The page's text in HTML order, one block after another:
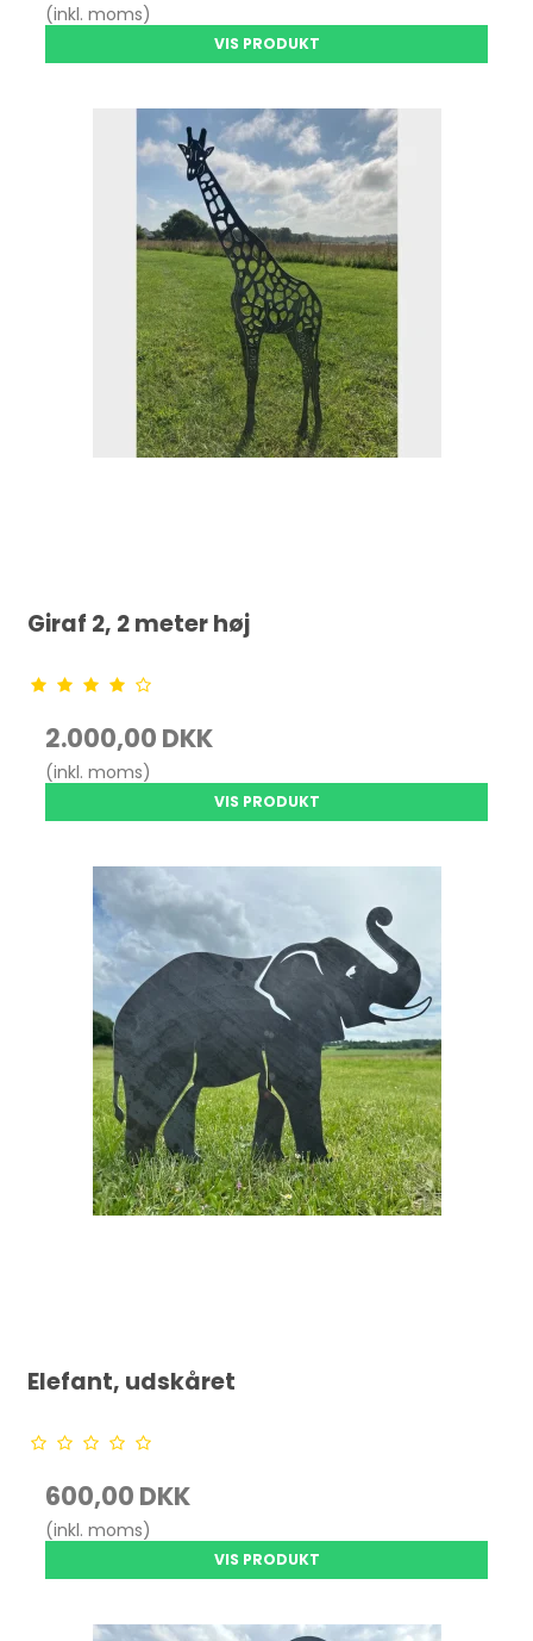
(inkl. moms)
VIS PRODUKT
Giraf 2, 2 meter høj
2.000,00 DKK
(inkl. moms)
VIS PRODUKT
Elefant, udskåret
600,00 DKK
(inkl. moms)
VIS PRODUKT